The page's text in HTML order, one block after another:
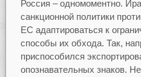
Россия – одномоментно.
санкционной политики
ЕС адаптироваться к
способы их обхода. Так,
приспособился
опознавательных знаков.